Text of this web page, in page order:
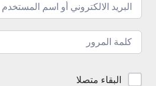
البقاء متصلا